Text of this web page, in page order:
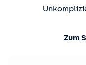
Zum